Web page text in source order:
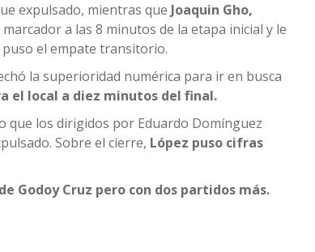
expulsado, mientras que Joaquin Gho,
a las 8 minutos de la etapa inicial y le
el empate transitorio.
la superioridad numérica para ir en busca
el local a diez minutos del final.
que los dirigidos por Eduardo Domínguez
Sobre el cierre, López puso cifras
Godoy Cruz pero con dos partidos más.